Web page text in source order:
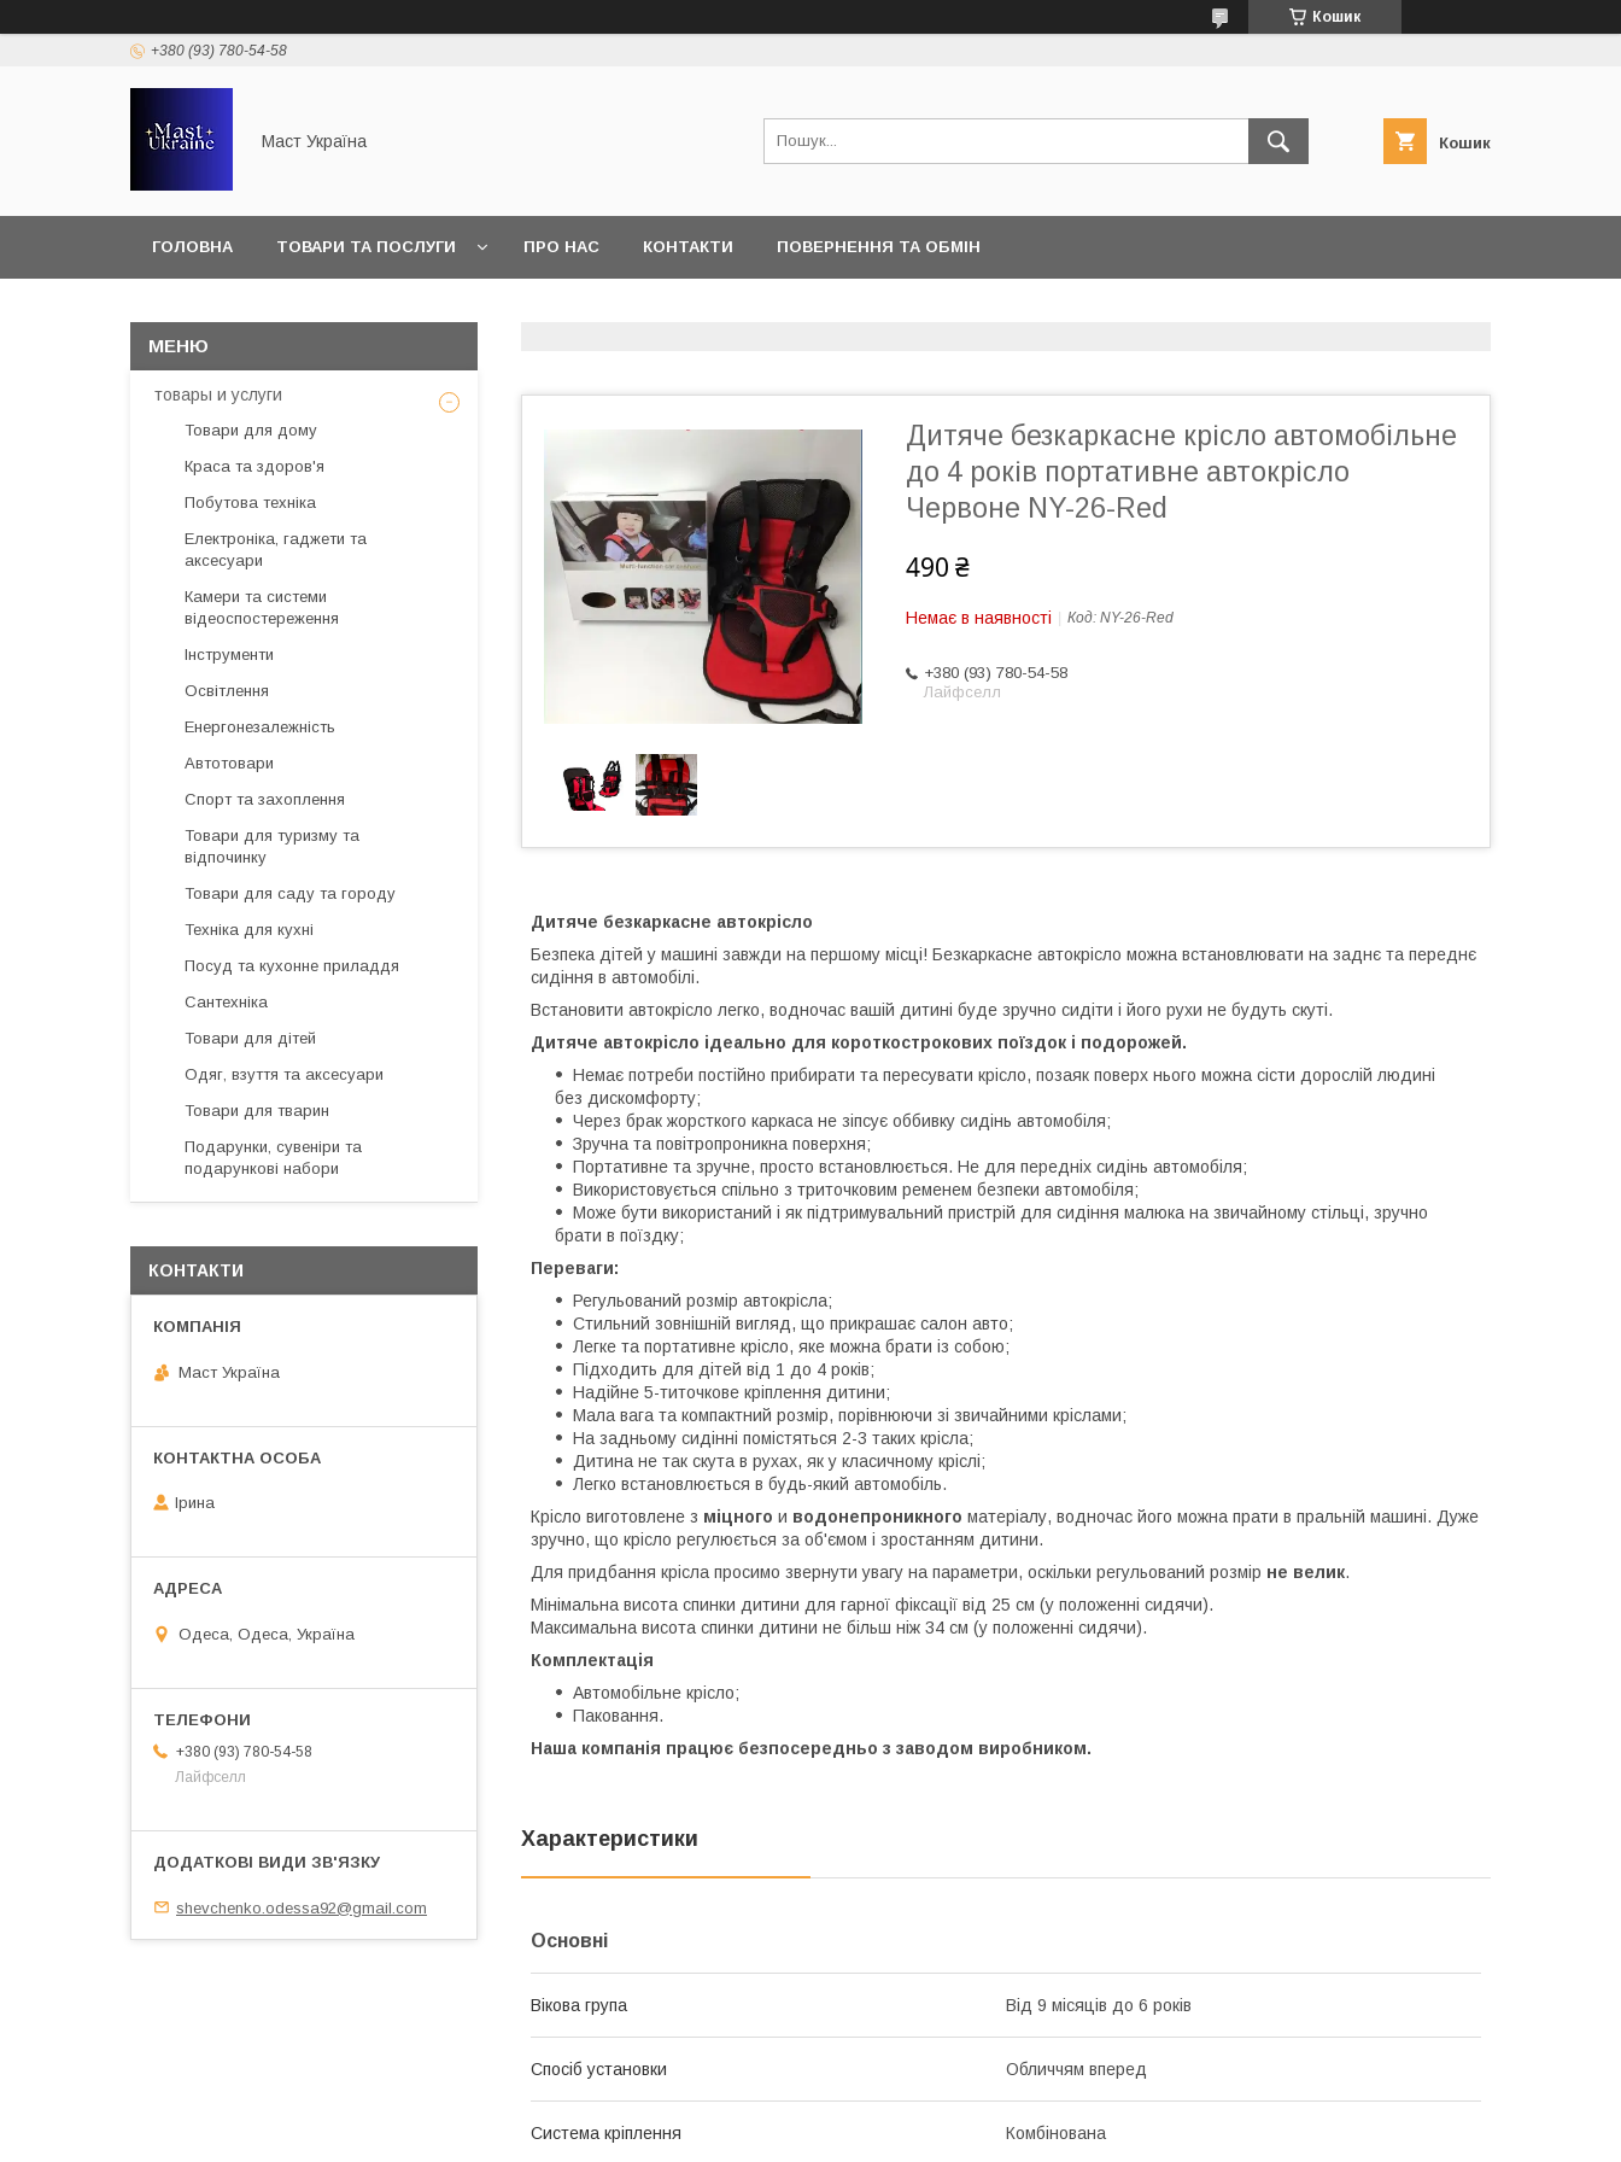
Кошик
+380 (93) 780-54-58
Маст Україна Кошик
ГОЛОВНА ТОВАРИ ТА ПОСЛУГИ ПРО НАС КОНТАКТИ ПОВЕРНЕННЯ ТА ОБМІН
Дитяче безкаркасне крісло автомобільне
до 4 років портативне автокрісло
Червоне NY-26-Red
490 ₴
Немає в наявності Код: NY-26-Red
+380 (93) 780-54-58
Лайфселл
Дитяче безкаркасне автокрісло
Безпека дітей у машині завжди на першому місці! Безкаркасне автокрісло можна встановлювати на заднє та переднє
сидіння в автомобілі.
Встановити автокрісло легко, водночас вашій дитині буде зручно сидіти і його рухи не будуть скуті.
Дитяче автокрісло ідеально для короткострокових поїздок і подорожей.
Немає потреби постійно прибирати та пересувати крісло, позаяк поверх нього можна сісти дорослій людині
без дискомфорту;
Через брак жорсткого каркаса не зіпсує оббивку сидінь автомобіля;
Зручна та повітропроникна поверхня;
Портативне та зручне, просто встановлюється. Не для передніх сидінь автомобіля;
Використовується спільно з триточковим ременем безпеки автомобіля;
Може бути використаний і як підтримувальний пристрій для сидіння малюка на звичайному стільці, зручно
брати в поїздку;
Переваги:
Регульований розмір автокрісла;
Стильний зовнішній вигляд, що прикрашає салон авто;
Легке та портативне крісло, яке можна брати із собою;
Підходить для дітей від 1 до 4 років;
Надійне 5-титочкове кріплення дитини;
Мала вага та компактний розмір, порівнюючи зі звичайними кріслами;
На задньому сидінні помістяться 2-3 таких крісла;
Дитина не так скута в рухах, як у класичному кріслі;
Легко встановлюється в будь-який автомобіль.
Крісло виготовлене з міцного и водонепроникного матеріалу, водночас його можна прати в пральній машині. Дуже
зручно, що крісло регулюється за об'ємом і зростанням дитини.
Для придбання крісла просимо звернути увагу на параметри, оскільки регульований розмір не велик.
Мінімальна висота спинки дитини для гарної фіксації від 25 см (у положенні сидячи).
Максимальна висота спинки дитини не більш ніж 34 см (у положенні сидячи).
Комплектація
Автомобільне крісло;
Паковання.
Наша компанія працює безпосередньо з заводом виробником.
Характеристики
Основні
Вікова група Від 9 місяців до 6 років
Спосіб установки Обличчям вперед
Система кріплення Комбінована
товары и услуги
Товари для дому
Краса та здоров'я
Побутова техніка
Електроніка, гаджети та
аксесуари
Камери та системи
відеоспостереження
Інструменти
Освітлення
Енергонезалежність
Автотовари
Спорт та захоплення
Товари для туризму та
відпочинку
Товари для саду та городу
Техніка для кухні
Посуд та кухонне приладдя
Сантехніка
Товари для дітей
Одяг, взуття та аксесуари
Товари для тварин
Подарунки, сувеніри та
подарункові набори
КОНТАКТИ
Маст Україна
Ірина
Одеса, Одеса, Україна
+380 (93) 780-54-58
Лайфселл
shevchenko.odessa92@gmail.com